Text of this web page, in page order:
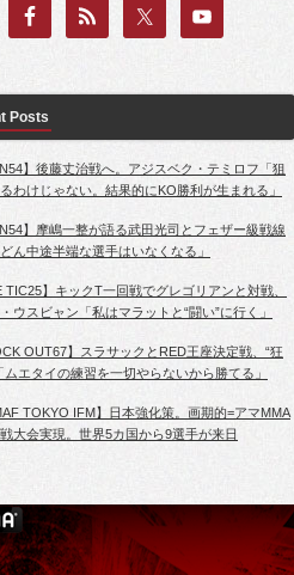
Posts
】後藤丈治戦へ。アジスベク・テミロフ「狙
わけじゃない。結果的にKO勝利が生まれる」
】摩嶋一整が語る武田光司とフェザー級戦線
どん中途半端な選手はいなくなる」
TIC25】キックT一回戦でグレゴリアンと対戦、
ウスビャン「私はマラットと“闘い”に行く」
OUT67】スラサックとRED王座決定戦、“狂
ムエタイの練習を一切やらないから勝てる」
TOKYO IFM】日本強化策。画期的=アマMMA
大会実現。世界5カ国から9選手が来日